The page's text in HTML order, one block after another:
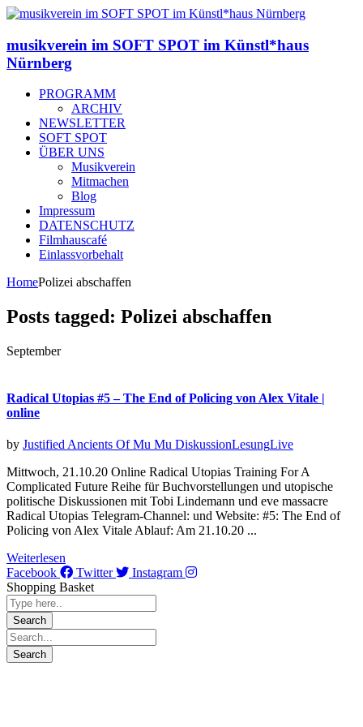
musikverein im SOFT SPOT im Künstl*haus
Nürnberg
PROGRAMM
ARCHIV
NEWSLETTER
SOFT SPOT
ÜBER UNS
Musikverein
Mitmachen
Blog
Impressum
DATENSCHUTZ
Filmhauscafé
Einlassvorbehalt
HomePolizei abschaffen
Posts tagged: Polizei abschaffen
September
Radical Utopias #5 – The End of Policing von Alex Vitale |
online
by Justified Ancients Of Mu Mu DiskussionLesungLive
Mittwoch, 21.10.20 Online Radical Utopias Training For A
Complicated Future Reihe für Buchvorstellungen und utopische
politische Diskussionen mit Tobi Lindemann und eve massacre
Radical Utopias Telegram-Channel: und Website: #5: The End of
Policing von Alex Vitale Ablauf: Am 21.10.20 ...
Weiterlesen
Facebook
Twitter
Instagram
Shopping Basket